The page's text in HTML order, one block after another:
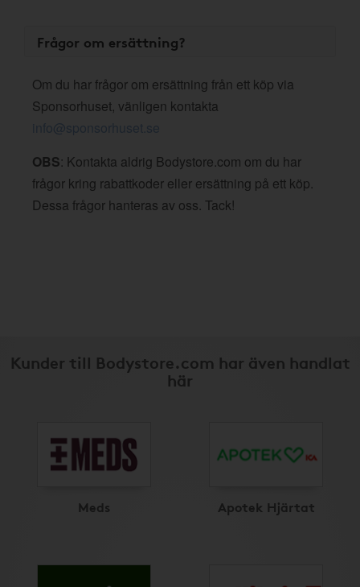
Frågor om ersättning?
Om du har frågor om ersättning från ett köp via
Sponsorhuset, vänligen kontakta
info@sponsorhuset.se
OBS: Kontakta aldrig Bodystore.com om du har
frågor kring rabattkoder eller ersättning på ett köp.
Dessa frågor hanteras av oss. Tack!
Kunder till Bodystore.com har även handlat
här
Meds Apotek Hjärtat